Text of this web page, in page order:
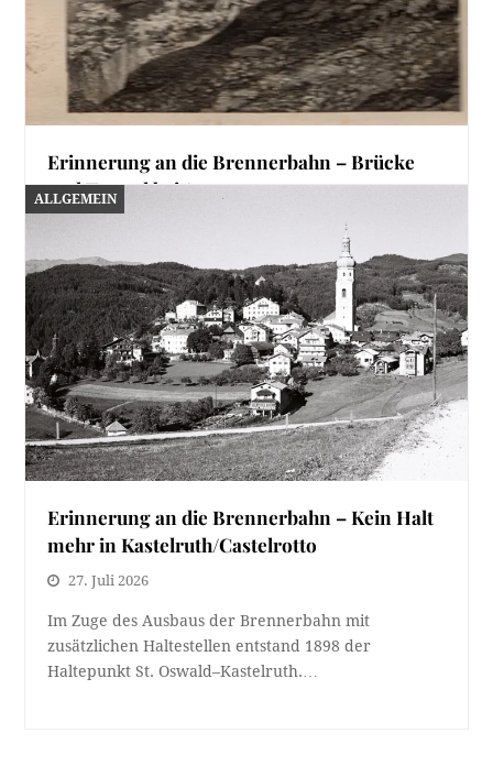
Erinnerung an die Brennerbahn – Brücke
und Tunnel bei Atzwang
Die Quelle der Kupferstiche kennen wir schon mehr
als gut, nämlich das Erinnerungsalbum der
Brennerbahn.…
ALLGEMEIN
Erinnerung an die Brennerbahn – Kein Halt
mehr in Kastelruth/Castelrotto
27. Juli 2026
Im Zuge des Ausbaus der Brennerbahn mit
zusätzlichen Haltestellen entstand 1898 der
Haltepunkt St. Oswald–Kastelruth.…